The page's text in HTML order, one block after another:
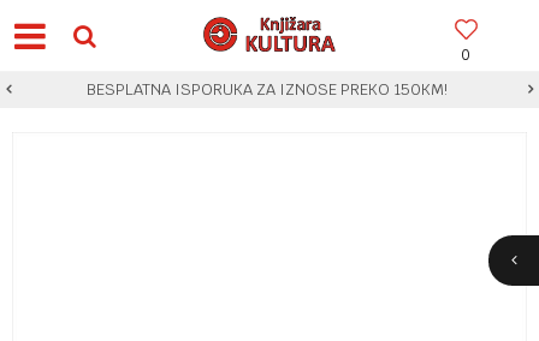
0
BESPLATNA ISPORUKA ZA IZNOSE PREKO 150KM!